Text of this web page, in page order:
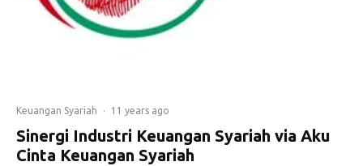
Keuangan Syariah · 11 years ago
Sinergi Industri Keuangan Syariah via Aku
Cinta Keuangan Syariah